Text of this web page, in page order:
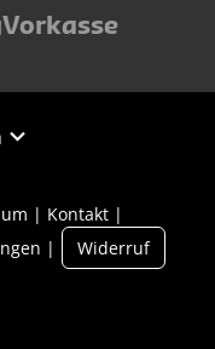
Vorkasse
Kontakt
Widerruf